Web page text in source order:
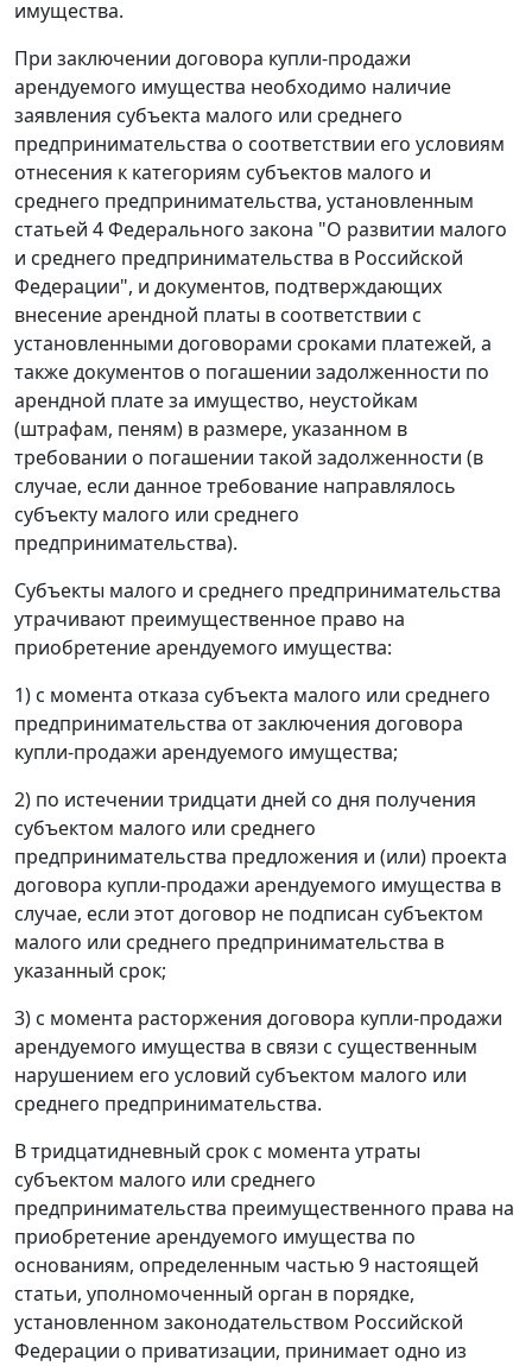
имущества.
При заключении договора купли-продажи
арендуемого имущества необходимо наличие
заявления субъекта малого или среднего
предпринимательства о соответствии его условиям
отнесения к категориям субъектов малого и
среднего предпринимательства, установленным
статьей 4Федерального закона "О развитии малого
и среднего предпринимательства в Российской
Федерации", и документов, подтверждающих
внесение арендной платы в соответствии с
установленными договорами сроками платежей, а
также документов о погашении задолженности по
арендной плате за имущество, неустойкам
(штрафам, пеням) в размере, указанном в
требовании о погашении такой задолженности (в
случае, если данное требование направлялось
субъекту малого или среднего
предпринимательства).
Субъекты малого и среднего предпринимательства
утрачивают преимущественное право на
приобретение арендуемого имущества:
1) с момента отказа субъекта малого или среднего
предпринимательства от заключения договора
купли-продажи арендуемого имущества;
2) по истечении тридцати дней со дня получения
субъектом малого или среднего
предпринимательства предложения и (или) проекта
договора купли-продажи арендуемого имущества в
случае, если этот договор не подписан субъектом
малого или среднего предпринимательства в
указанный срок;
3) с момента расторжения договора купли-продажи
арендуемого имущества в связи с существенным
нарушением его условий субъектом малого или
среднего предпринимательства.
В тридцатидневный срок с момента утраты
субъектом малого или среднего
предпринимательства преимущественного права на
приобретение арендуемого имущества по
основаниям, определенным частью 9 настоящей
статьи, уполномоченный орган в порядке,
установленном законодательством Российской
Федерации о приватизации, принимает одно из